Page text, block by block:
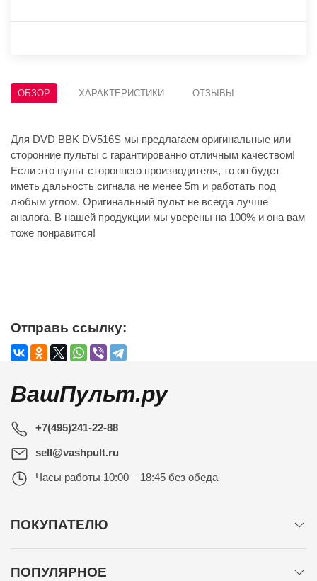
ОБЗОР ХАРАКТЕРИСТИКИ ОТЗЫВЫ
Для DVD BBK DV516S мы предлагаем оригинальные или
сторонние пульты с гарантированно отличным качеством!
Если это пульт стороннего производителя, то он будет
иметь дальность сигнала не менее 5m и работать под
любым углом. Оригинальный пульт не всегда лучше
аналога. В нашей продукции мы уверены на 100% и она вам
тоже понравится!
Отправь ссылку:
ВашПульт.ру
+7(495)241-22-88
sell@vashpult.ru
Часы работы 10:00 – 18:45 без обеда
ПОКУПАТЕЛЮ
ПОПУЛЯРНОЕ